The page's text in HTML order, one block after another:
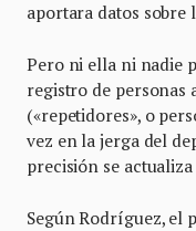
aportara datos
Pero ni ella ni nadie
registro de personas
(«repetidores», o
vez en la jerga del
precisión se
Según Rodríguez, el